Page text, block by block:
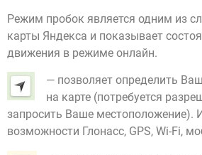
Режим пробок является одним из
карты Яндекса и показывает
движения в режиме онлайн.
— позволяет определить
на карте (потребуется
запросить Ваше местоположение).
возможности Глонасс, GPS, Wi-Fi,